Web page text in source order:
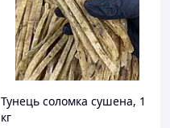
Тунець соломка сушена, 1
кг